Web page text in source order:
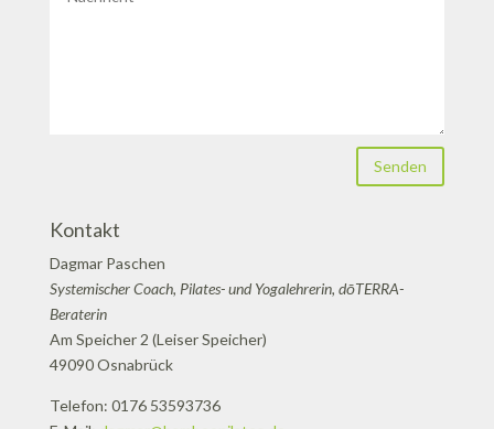
Senden
Kontakt
Dagmar Paschen
Systemischer Coach, Pilates- und Yogalehrerin, dōTERRA-
Beraterin
Am Speicher 2 (Leiser Speicher)
49090 Osnabrück
Telefon: 0176 53593736